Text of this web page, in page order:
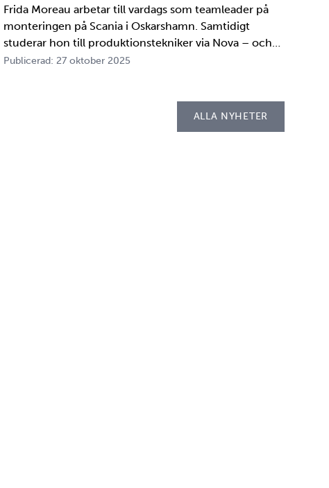
Frida Moreau arbetar till vardags som teamleader på
monteringen på Scania i Oskarshamn. Samtidigt
studerar hon till produktionstekniker via Nova – och
under tio veckor i höst gör hon både sin praktik, även
Publicerad: 27 oktober 2025
ALLA NYHETER